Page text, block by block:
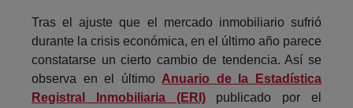
Tras el ajuste que el mercado inmobiliario sufrió
durante la crisis económica, en el último año parece
constatarse un cierto cambio de tendencia. Así se
observa en el último Anuario de la Estadística
Registral Inmobiliaria (ERI)publicado por el